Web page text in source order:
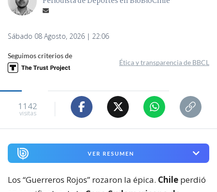
Sábado 08 Agosto, 2026 | 22:06
Seguimos criterios de
Ética y transparencia de BBCL
1142
visitas
VER RESUMEN
Los “Guerreros Rojos” rozaron la épica. Chile perdió